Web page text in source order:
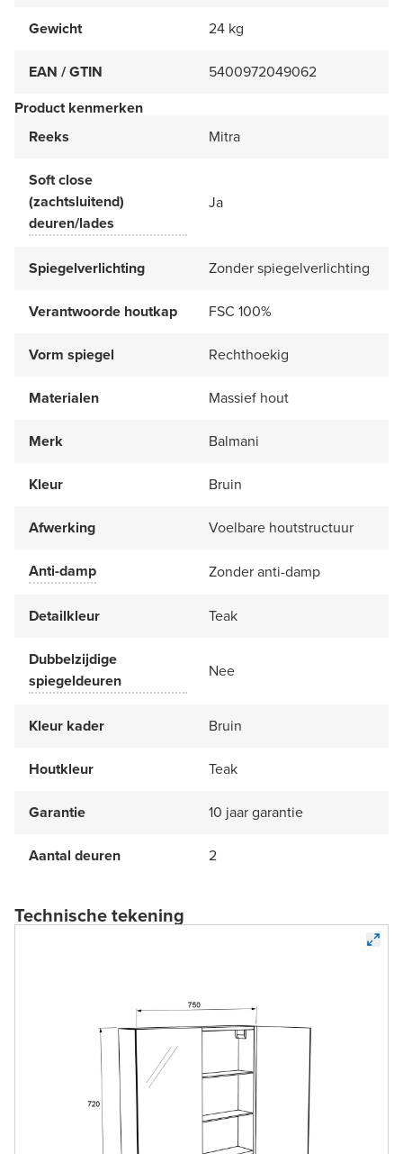
Gewicht 24 kg
EAN / GTIN
5400972049062
Product kenmerken
Reeks
Mitra
Soft close
(zachtsluitend)
deuren/lades
Ja
Spiegelverlichting Zonder spiegelverlichting
Verantwoorde houtkap FSC 100%
Vorm spiegel Rechthoekig
Materialen Massief hout
Merk Balmani
Kleur Bruin
Afwerking Voelbare houtstructuur
Anti-damp Zonder anti-damp
Detailkleur Teak
Dubbelzijdige
spiegeldeuren
Nee
Kleur kader Bruin
Houtkleur Teak
Garantie 10 jaar garantie
Aantal deuren 2
Technische tekening